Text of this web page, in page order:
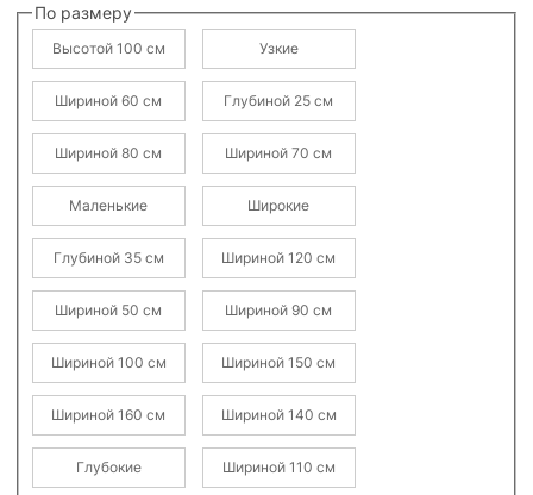
По размеру
Высотой 100 см Узкие
Шириной 60 см Глубиной 25 см
Шириной 80 см Шириной 70 см
Маленькие Широкие
Глубиной 35 см Шириной 120 см
Шириной 50 см Шириной 90 см
Шириной 100 см Шириной 150 см
Шириной 160 см Шириной 140 см
Глубокие Шириной 110 см